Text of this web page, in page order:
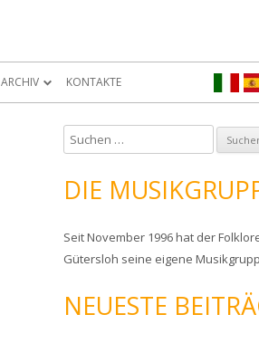
ARCHIV KONTAKTE
u
c
h
n
n
DIE
Seit November 1996 hat der
Gütersloh seine eigene
NEUESTE